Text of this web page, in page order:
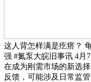
这人背怎样满是疙瘩？
强 #氮泵大皖旧事讯 4月
在成为刚需市场的新选
反馈，可能涉及日常监